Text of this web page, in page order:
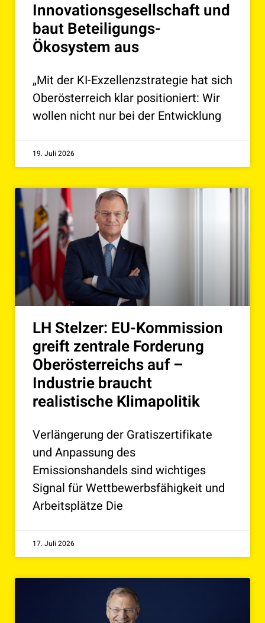
Innovationsgesellschaft und
baut Beteiligungs-
Ökosystem aus
„Mit der KI-Exzellenzstrategie hat sich
Oberösterreich klar positioniert: Wir
wollen nicht nur bei der Entwicklung
19. Juli 2026
LH Stelzer: EU-Kommission
greift zentrale Forderung
Oberösterreichs auf –
Industrie braucht
realistische Klimapolitik
Verlängerung der Gratiszertifikate
und Anpassung des
Emissionshandels sind wichtiges
Signal für Wettbewerbsfähigkeit und
Arbeitsplätze Die
17. Juli 2026